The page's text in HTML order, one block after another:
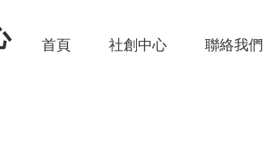
首頁 社創中心 聯絡我們